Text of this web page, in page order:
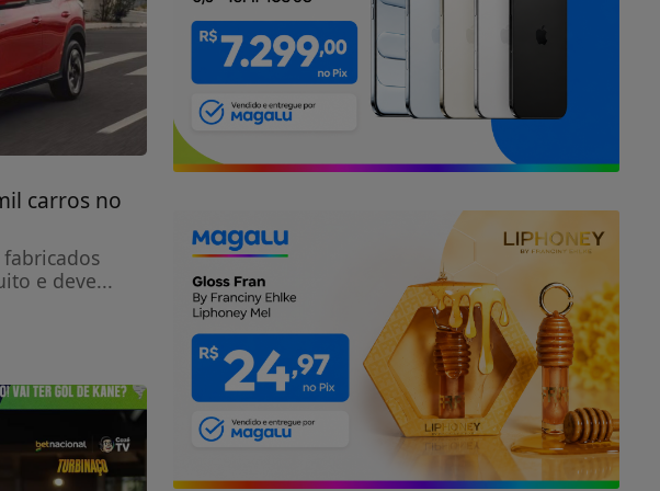
carros no
e deve...